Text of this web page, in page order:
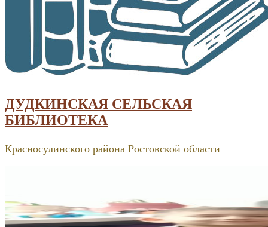
ДУДКИНСКАЯ СЕЛЬСКАЯ
БИБЛИОТЕКА
Красносулинского района Ростовской области